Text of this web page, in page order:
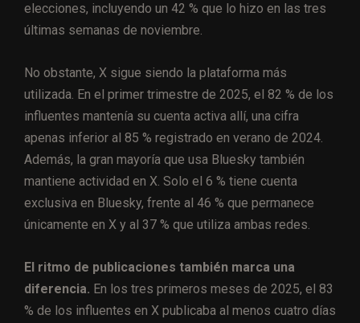
elecciones, incluyendo un 42 % que lo hizo en las tres
últimas semanas de noviembre.
No obstante, X sigue siendo la plataforma más
utilizada. En el primer trimestre de 2025, el 82 % de los
influentes mantenía su cuenta activa allí, una cifra
apenas inferior al 85 % registrado en verano de 2024.
Además, la gran mayoría que usa Bluesky también
mantiene actividad en X. Solo el 6 % tiene cuenta
exclusiva en Bluesky, frente al 46 % que permanece
únicamente en X y al 37 % que utiliza ambas redes.
El ritmo de publicaciones también marca una
diferencia. En los tres primeros meses de 2025, el 83
% de los influentes en X publicaba al menos cuatro días